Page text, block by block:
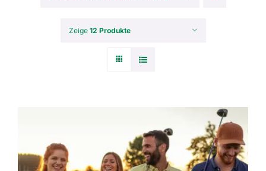
Zeige 12 Produkte